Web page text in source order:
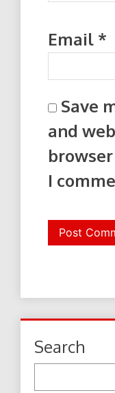
Email *
Save
and
I
Search